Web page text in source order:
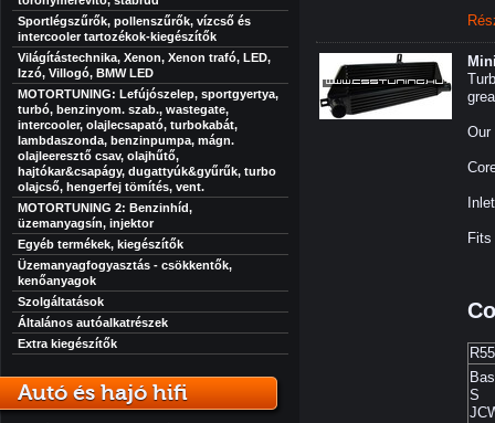
Sportlégszűrők, pollenszűrők, vízcső és
intercooler tartozékok-kiegészítők
Világítástechnika, Xenon, Xenon trafó, LED,
Izzó, Villogó, BMW LED
MOTORTUNING: Lefújószelep, sportgyertya,
turbó, benzinyom. szab., wastegate,
intercooler, olajlecsapató, turbokabát,
lambdaszonda, benzinpumpa, mágn.
olajleeresztő csav, olajhűtő,
hajtókar&csapágy, dugattyúk&gyűrűk, turbo
olajcső, hengerfej tömítés, vent.
MOTORTUNING 2: Benzinhíd,
üzemanyagsín, injektor
Egyéb termékek, kiegészítők
Üzemanyagfogyasztás - csökkentők,
kenőanyagok
Szolgáltatások
Általános autóalkatrészek
Extra kiegészítők
Autó és hajó hifi
Our
S